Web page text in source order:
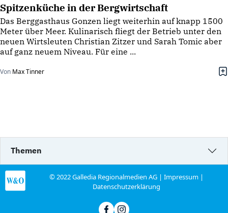
Spitzenküche in der Bergwirtschaft
Das Berggasthaus Gonzen liegt weiterhin auf knapp 1500
Meter über Meer. Kulinarisch fliegt der Betrieb unter den
neuen Wirtsleuten Christian Zitzer und Sarah Tomic aber
auf ganz neuem Niveau. Für eine ...
Von Max Tinner
Themen
© 2022 Galledia Regionalmedien AG |Impressum |
Datenschutzerklärung